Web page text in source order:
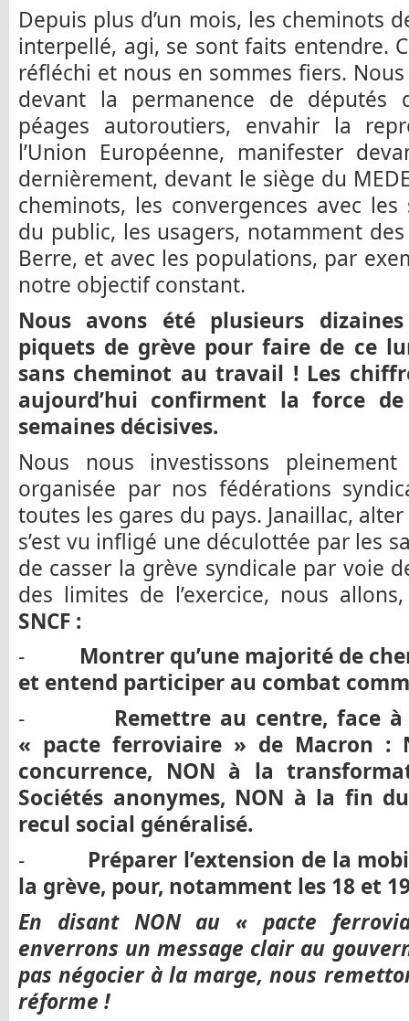
Depuis plus d’un mois, les cheminots
interpellé, agi, se sont faits entendre.
réfléchi et nous en sommes fiers.
devant la permanence de députés
péages autoroutiers, envahir la
l’Union Européenne, manifester
dernièrement, devant le siège du
cheminots, les convergences avec
du public, les usagers, notamment
Berre, et avec les populations, par
notre objectif constant.
Nous avons été plusieurs
piquets de grève pour faire de ce
sans cheminot au travail ! Les
aujourd’hui confirment la force
semaines décisives.
Nous nous investissons
organisée par nos fédérations
toutes les gares du pays. Janaillac,
s’est vu infligé une déculottée par les
de casser la grève syndicale par voie
des limites de l’exercice, nous
SNCF :
- Montrer qu’une majorité de
et entend participer au combat
- Remettre au centre, face
« pacte ferroviaire » de Macron :
concurrence, NON à la
Sociétés anonymes, NON à la fin
recul social généralisé.
- Préparer l’extension de la
la grève, pour, notamment les 18 et
En disant NON au « pacte
enverrons un message clair au
pas négocier à la marge, nous
réforme !